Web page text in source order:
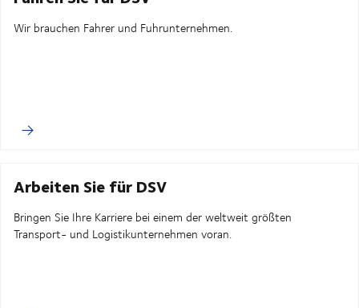
Wir brauchen Fahrer und Fuhrunternehmen.
Arbeiten Sie für DSV
Bringen Sie Ihre Karriere bei einem der weltweit größten
Transport- und Logistikunternehmen voran.